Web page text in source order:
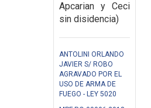
Apcarian y Ceci
sin disidencia)
ANTOLINI ORLANDO
JAVIER S/ ROBO
AGRAVADO POR EL
USO DE ARMA DE
FUEGO - LEY 5020